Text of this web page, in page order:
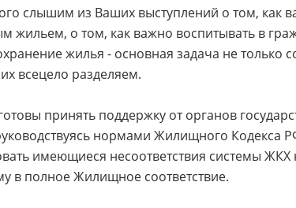
слышим из Ваших выступлений о том, как
жильем, о том, как важно воспитывать в
жилья - основная задача не только
всецело разделяем.
принять поддержку от органов
нормами Жилищного Кодекса
имеющиеся несоответствия системы
в полное Жилищное соответствие.